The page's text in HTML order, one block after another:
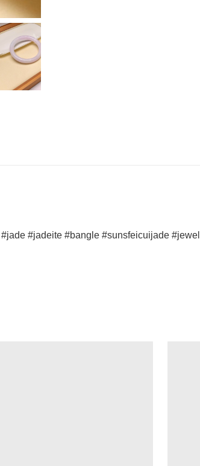
#jadeite #bangle #sunsfeicuijade